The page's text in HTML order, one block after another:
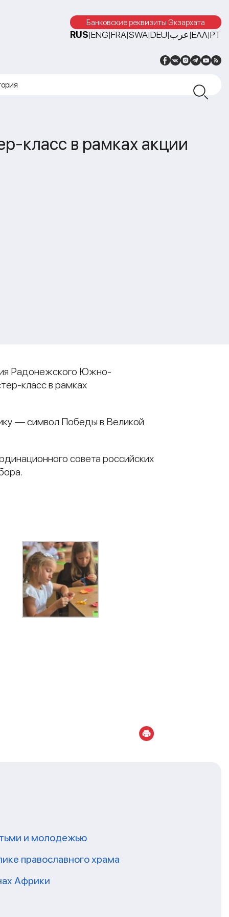
Банковские реквизиты Экзархата
RUS|ENG|FRA|SWA|DEU|عرب|ΕΛΛ|PT
класс в рамках акции
Радонежского Южно-
класс в рамках
— символ Победы в Великой
совета российских
и молодежью
православного храма
Африки